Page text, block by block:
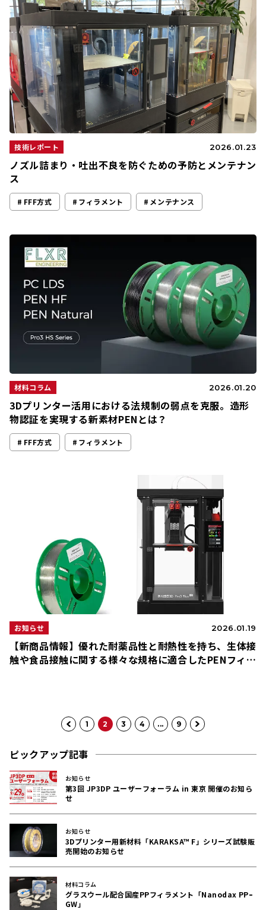
技術レポート 2026.01.23
ノズル詰まり・吐出不良を防ぐための予防とメンテナン
ス
FFF方式 フィラメント メンテナンス
材料コラム 2026.01.20
3Dプリンター活用における法規制の弱点を克服。造形
物認証を実現する新素材PENとは？
FFF方式 フィラメント
お知らせ 2026.01.19
【新商品情報】優れた耐薬品性と耐熱性を持ち、生体接
触や食品接触に関する様々な規格に適合したPENフィラ
1 2 3 4 ... 9
ピックアップ記事
お知らせ
第3回 JP3DP ユーザーフォーラム in 東京 開催のお知ら
せ
お知らせ
3Dプリンター用新材料「KARAKSA™ F」シリーズ試験販
売開始のお知らせ
材料コラム
グラスウール配合国産PPフィラメント「Nanodax PPｰ
GW」